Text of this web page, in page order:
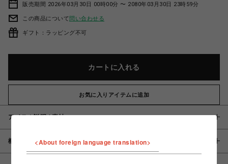
販売期間 2026年03月30日 00時00分 〜 2080年03月30日 23時59分
この商品について問い合わせる
ギフト：ラッピング不可
カートに入れる
お気に入りアイテムに追加
アイテム説明 / 素材
概要 <About foreign language translation>